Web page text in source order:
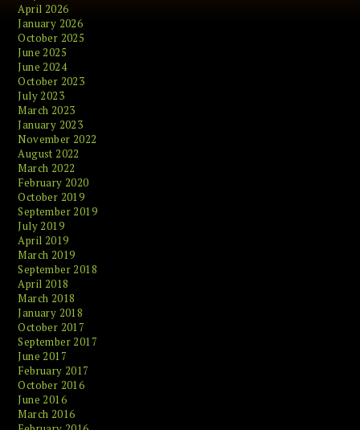
April 2026
January 2026
October 2025
June 2025
June 2024
October 2023
July 2023
March 2023
January 2023
November 2022
August 2022
March 2022
February 2020
October 2019
September 2019
July 2019
April 2019
March 2019
September 2018
April 2018
March 2018
January 2018
October 2017
September 2017
June 2017
February 2017
October 2016
June 2016
March 2016